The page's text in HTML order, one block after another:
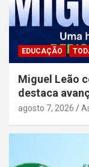
EDUCAÇÃO
Miguel Leão
destaca
agosto 7, 2026